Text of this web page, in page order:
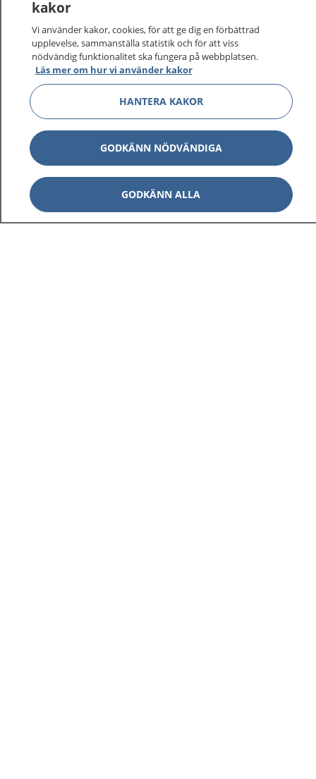
kakor
Vi använder kakor, cookies, för att ge dig en förbättrad
upplevelse, sammanställa statistik och för att viss
nödvändig funktionalitet ska fungera på webbplatsen.
Läs mer om hur vi använder kakor
HANTERA KAKOR
GODKÄNN NÖDVÄNDIGA
GODKÄNN ALLA